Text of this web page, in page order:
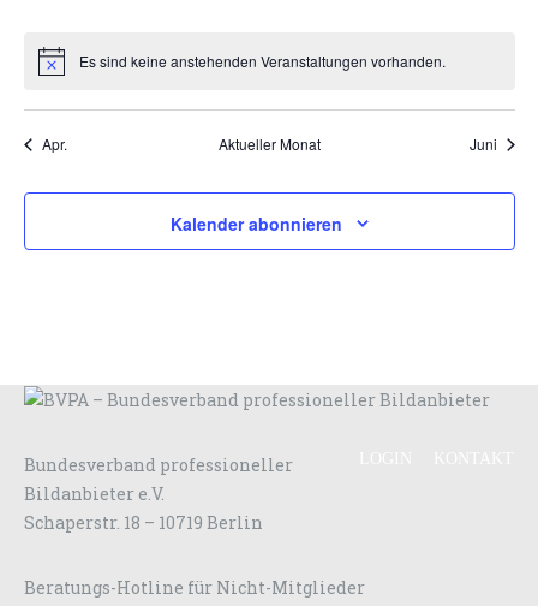
Es sind keine anstehenden Veranstaltungen vorhanden.
Apr. Aktueller Monat Juni
Kalender abonnieren
Bundesverband professioneller
Bildanbieter e.V.
Schaperstr. 18 – 10719 Berlin
Beratungs-Hotline für Nicht-Mitglieder